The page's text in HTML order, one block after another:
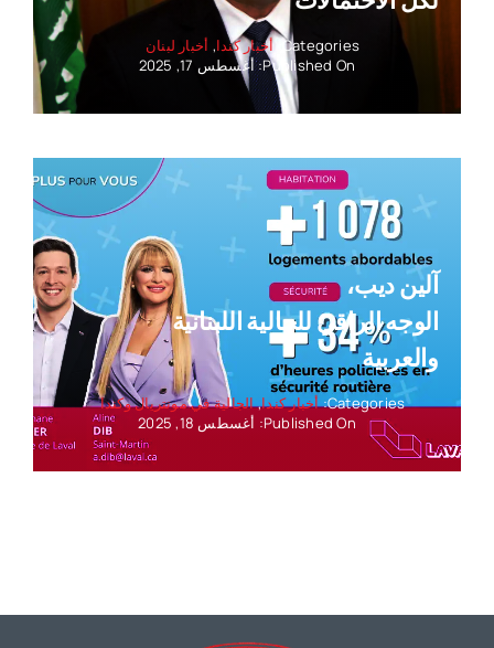
Categories: أخبار كندا, أخبار لبنان
Published On: أغسطس 17, 2025
آلين ديب،
الوجه الراقي للجالية اللبنانية
والعربية
Categories: أخبار كندا,الجالية في مونتريال وكندا
Published On: أغسطس 18, 2025